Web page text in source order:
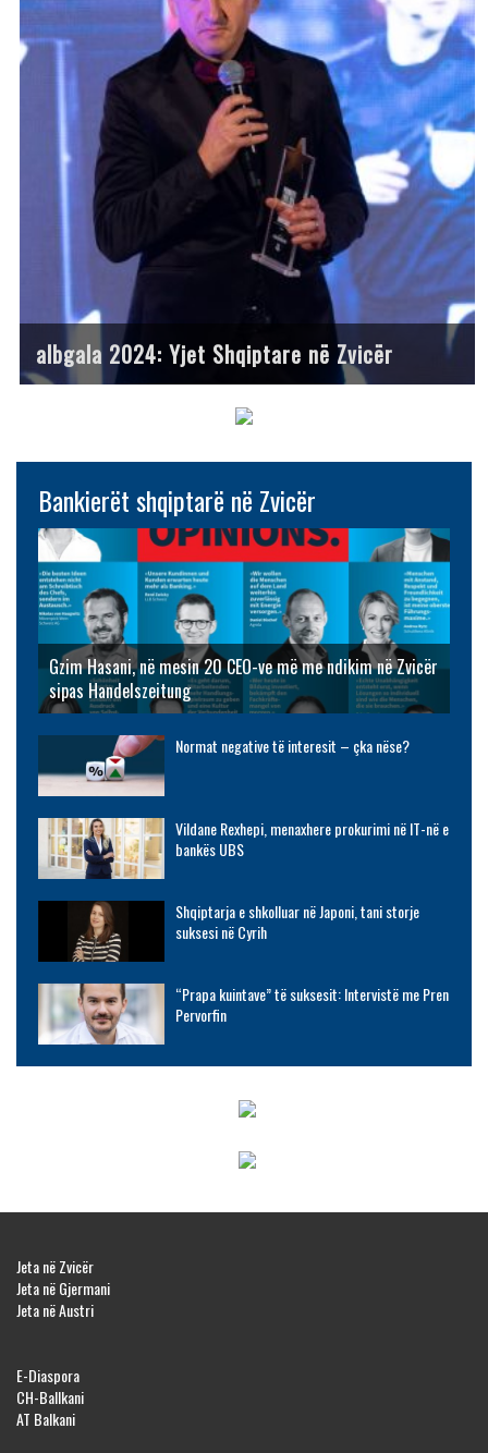
albgala 2024: Yjet Shqiptare në Zvicër
Bankierët shqiptarë në Zvicër
Gzim Hasani, në mesin 20 CEO-ve më me ndikim në Zvicër
sipas Handelszeitung
Normat negative të interesit – çka nëse?
Vildane Rexhepi, menaxhere prokurimi në IT-në e
bankës UBS
Shqiptarja e shkolluar në Japoni, tani storje
suksesi në Cyrih
“Prapa kuintave” të suksesit: Intervistë me Pren
Pervorfin
Jeta në Zvicër
Jeta në Gjermani
Jeta në Austri
E-Diaspora
CH-Ballkani
AT Balkani